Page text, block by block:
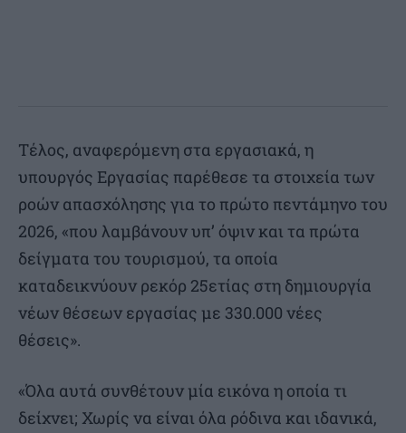
Τέλος, αναφερόμενη στα εργασιακά, η
υπουργός Εργασίας παρέθεσε τα στοιχεία των
ροών απασχόλησης για το πρώτο πεντάμηνο του
2026, «που λαμβάνουν υπ’ όψιν και τα πρώτα
δείγματα του τουρισμού, τα οποία
καταδεικνύουν ρεκόρ 25ετίας στη δημιουργία
νέων θέσεων εργασίας με 330.000 νέες
θέσεις».
«Όλα αυτά συνθέτουν μία εικόνα η οποία τι
δείχνει; Χωρίς να είναι όλα ρόδινα και ιδανικά,